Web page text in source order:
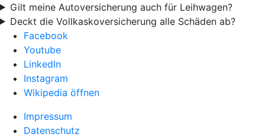
Gilt meine Autoversicherung auch für Leihwagen?
Deckt die Vollkaskoversicherung alle Schäden ab?
Facebook
Youtube
LinkedIn
Instagram
Wikipedia öffnen
Impressum
Datenschutz